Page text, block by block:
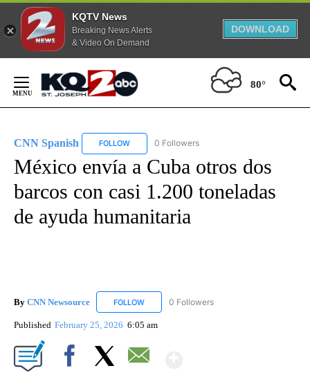
KQTV News
Breaking News Alerts
& Video On Demand
DOWNLOAD
Content
80°
CNN Spanish FOLLOW FOLLOW "CNN SPANISH" TO RECEIVE
0 Followers
México envía a Cuba otros dos
barcos con casi 1.200 toneladas
de ayuda humanitaria
By CNN Newsource FOLLOW FOLLOW "CNN NEWSOURCE" TO RECEIVE
0 Followers
Published February 25, 2026 6:05 am